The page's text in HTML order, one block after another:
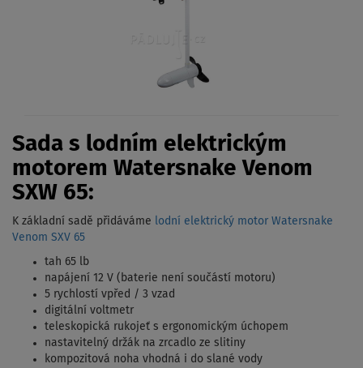
Sada s lodním elektrickým
motorem Watersnake Venom
SXW 65:
K základní sadě přidáváme
lodní elektrický motor Watersnake
Venom SXV 65
tah 65 lb
napájení 12 V (baterie není součástí motoru)
5 rychlostí vpřed / 3 vzad
digitální voltmetr
teleskopická rukojeť s ergonomickým úchopem
nastavitelný držák na zrcadlo ze slitiny
kompozitová noha vhodná i do slané vody